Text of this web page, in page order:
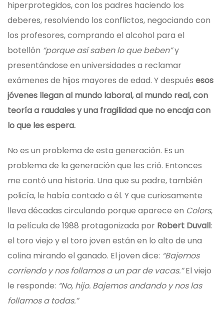
hiperprotegidos, con los padres haciendo los
deberes, resolviendo los conflictos, negociando con
los profesores, comprando el alcohol para el
botellón “porque así saben lo que beben”y
presentándose en universidades a reclamar
exámenes de hijos mayores de edad. Y después esos
jóvenes llegan al mundo laboral, al mundo real, con
teoría a raudales y una fragilidad que no encaja con
lo que les espera.
No es un problema de esta generación. Es un
problema de la generación que les crió. Entonces
me contó una historia. Una que su padre, también
policía, le había contado a él. Y que curiosamente
lleva décadas circulando porque aparece en Colors,
la película de 1988 protagonizada por Robert Duvall:
el toro viejo y el toro joven están en lo alto de una
colina mirando el ganado. El joven dice: “Bajemos
corriendo y nos follamos a un par de vacas.”El viejo
le responde: “No, hijo. Bajemos andando y nos las
follamos a todas.”